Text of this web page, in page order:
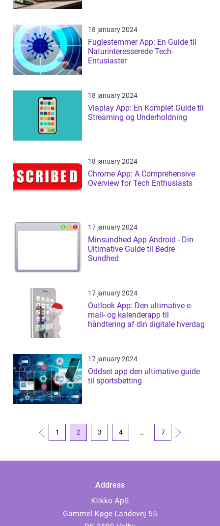
18 january 2024
Fuglestemmer App: En Guide til
Naturinteresserede Tech-
Entusiaster
18 january 2024
Viaplay App: En Komplet Guide til
Streaming og Underholdning
18 january 2024
Chrome App: A Comprehensive
Overview for Tech Enthusiasts
17 january 2024
Minsundhed App Android - Din
Ultimative Guide til Bedre
Sundhed
17 january 2024
Outlook App: Den ultimative e-
mail- og kalenderapp til
håndtering af din digitale hverdag
17 january 2024
Oddset app den ultimative guide
til sportsbetting
1 2 3 4 … 7
Address